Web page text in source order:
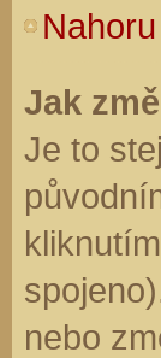
Nahoru
Jak
Je to
nebo